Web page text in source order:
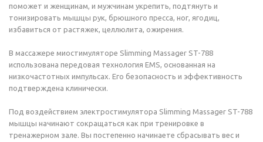
поможет и женщинам, и мужчинам укрепить, подтянуть и
тонизировать мышцы рук, брюшного пресса, ног, ягодиц,
избавиться от растяжек, целлюлита, ожирения.
В массажере миостимуляторе Slimming Massager ST-788
использована передовая технология EMS, основанная на
низкочастотных импульсах. Его безопасность и эффективность
подтверждена клинически.
Под воздействием электростимулятора Slimming Massager ST-788
мышцы начинают сокращаться как при тренировке в
тренажерном зале. Вы постепенно начинаете сбрасывать вес и